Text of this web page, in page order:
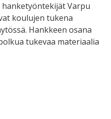
Varpu
koulujen tukena
Hankkeen osana
tukevaa materiaalia